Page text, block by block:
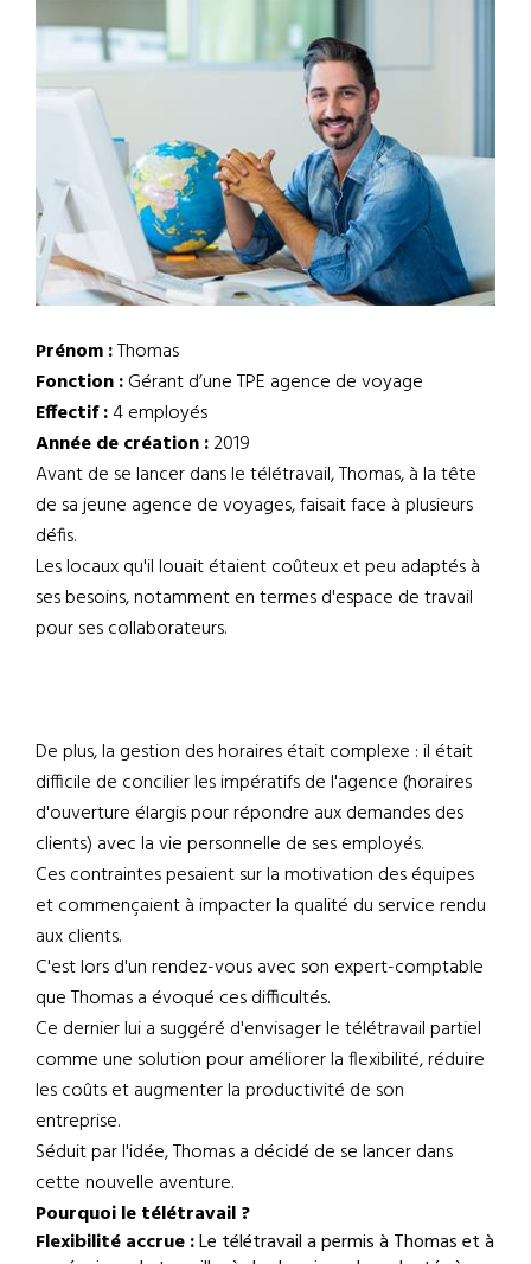
Prénom :Thomas
Fonction :Gérant d’une TPE agence de voyage
Effectif :4 employés
Année de création :2019
Avant de se lancer dans le télétravail, Thomas, à la tête
de sa jeune agence de voyages, faisait face à plusieurs
défis.
Les locaux qu'il louait étaient coûteux et peu adaptés à
ses besoins, notamment en termes d'espace de travail
pour ses collaborateurs.
De plus, la gestion des horaires était complexe : il était
difficile de concilier les impératifs de l'agence (horaires
d'ouverture élargis pour répondre aux demandes des
clients) avec la vie personnelle de ses employés.
Ces contraintes pesaient sur la motivation des équipes
et commençaient à impacter la qualité du service rendu
aux clients.
C'est lors d'un rendez-vous avec son expert-comptable
que Thomas a évoqué ces difficultés.
Ce dernier lui a suggéré d'envisager le télétravail partiel
comme une solution pour améliorer la flexibilité, réduire
les coûts et augmenter la productivité de son
entreprise.
Séduit par l'idée, Thomas a décidé de se lancer dans
cette nouvelle aventure.
Pourquoi le télétravail ?
Flexibilité accrue :Le télétravail a permis à Thomas et à